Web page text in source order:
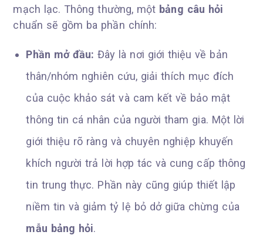
mạch lạc. Thông thường, một bảng câu hỏi
chuẩn sẽ gồm ba phần chính:
Phần mở đầu: Đây là nơi giới thiệu về bản
thân/nhóm nghiên cứu, giải thích mục đích
của cuộc khảo sát và cam kết về bảo mật
thông tin cá nhân của người tham gia. Một lời
giới thiệu rõ ràng và chuyên nghiệp khuyến
khích người trả lời hợp tác và cung cấp thông
tin trung thực. Phần này cũng giúp thiết lập
niềm tin và giảm tỷ lệ bỏ dở giữa chừng của
mẫu bảng hỏi.